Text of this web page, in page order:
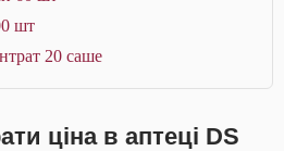
шт
20 саше
ціна в аптеці DS